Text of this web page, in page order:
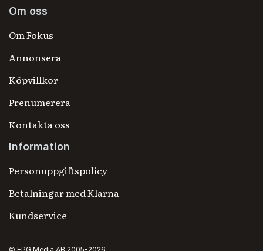
Om oss
Om Fokus
Annonsera
Köpvillkor
Prenumerera
Kontakta oss
Information
Personuppgiftspolicy
Betalningar med Klarna
Kundservice